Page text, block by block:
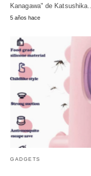
Kanagawa" de Katsushika…
5 años hace
GADGETS